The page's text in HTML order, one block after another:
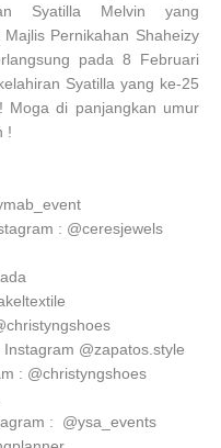
Syatilla Melvin yang
Majlis Pernikahan Shaheizy
pada 8 Februari
Syatilla yang ke-25
Moga di panjangkan umur
!
: @ceresjewels
@zapatos.style
: @christyngshoes
: @ysa_events